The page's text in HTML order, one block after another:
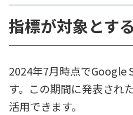
3.2.分野別ラ
3.3.
4.Google
指標が対象とす
2024年7月時点でGoogle
す。この期間に発表され
活用できます。